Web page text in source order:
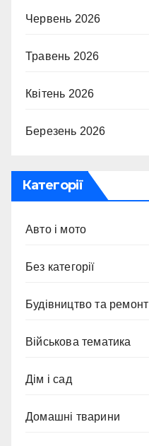
Червень 2026
Травень 2026
Квітень 2026
Березень 2026
Категорії
Авто і мото
Без категорії
Будівництво та ремонт
Військова тематика
Дім і сад
Домашні тварини